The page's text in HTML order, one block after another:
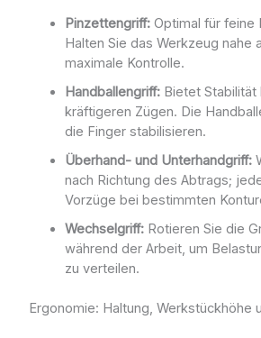
Pinzettengriff:Optimal für feine
Halten Sie das Werkzeug nahe
maximale Kontrolle.
Handballengriff:Bietet Stabilität
kräftigeren Zügen. Die
die Finger stabilisieren.
Überhand- und Unterhandgriff:
nach Richtung des Abtrags;
Vorzüge bei bestimmten
Wechselgriff:Rotieren Sie die
während der Arbeit, um
zu verteilen.
Ergonomie: Haltung, Werkstückhöhe